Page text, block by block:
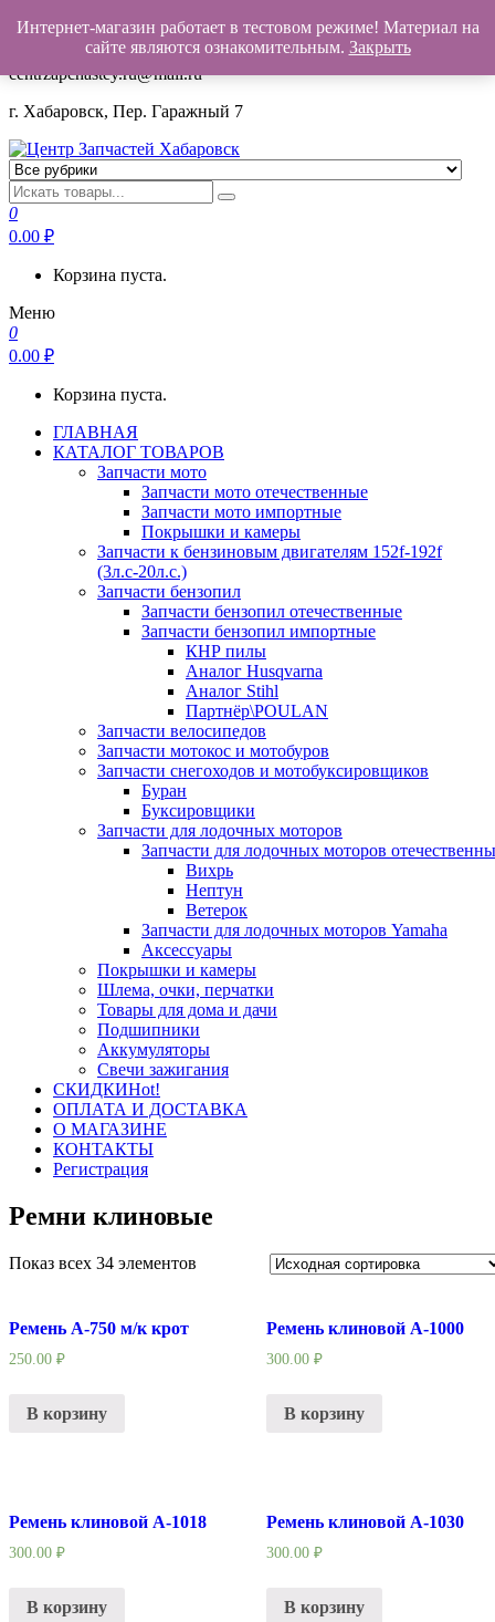
+7(962)503-00-25
centrzapchastey.ru@mail.ru
г. Хабаровск, Пер. Гаражный 7
Центр Запчастей Хабаровск
Запчасти для авто,
мото,бензопил,велосипедов,снегоходов,бензопил и т.д.
Хабаровск
0
0.00 ₽
Корзина пуста.
Меню
0
0.00 ₽
Корзина пуста.
ГЛАВНАЯ
КАТАЛОГ ТОВАРОВ
Запчасти мото
Запчасти мото отечественные
Запчасти мото импортные
Покрышки и камеры
Запчасти к бензиновым двигателям 152f-192f
(3л.с-20л.с.)
Запчасти бензопил
Запчасти бензопил отечественные
Запчасти бензопил импортные
КНР пилы
Аналог Husqvarna
Аналог Stihl
Партнёр\POULAN
Запчасти велосипедов
Запчасти мотокос и мотобуров
Запчасти снегоходов и мотобуксировщиков
Буран
Буксировщики
Запчасти для лодочных моторов
Запчасти для лодочных моторов
Вихрь
Нептун
Ветерок
Запчасти для лодочных моторов Yamaha
Аксессуары
Покрышки и камеры
Шлема, очки, перчатки
Товары для дома и дачи
Подшипники
Аккумуляторы
Свечи зажигания
СКИДКИHot!
ОПЛАТА И ДОСТАВКА
О МАГАЗИНЕ
КОНТАКТЫ
Регистрация
Ремни клиновые
Показ всех 34 элементов
Ремень A-750 м/к крот
250.00 ₽
В корзину
Ремень клиновой А-1000
300.00 ₽
В корзину
Ремень клиновой А-1018
300.00 ₽
В корзину
Ремень клиновой А-1030
300.00 ₽
В корзину
Интернет-магазин работает в тестовом режиме! Материал на
сайте являются ознакомительным. Закрыть